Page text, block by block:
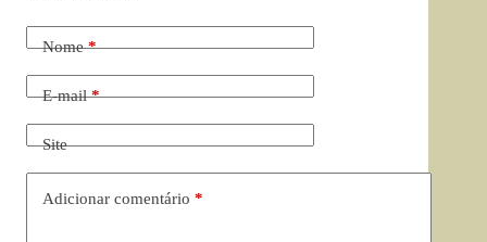
Nome*
E-mail*
Site
Adicionar comentário *